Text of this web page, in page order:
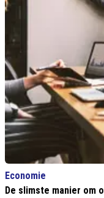
Economie
De slimste manier om